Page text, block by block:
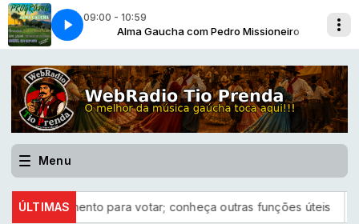
09:00 - 10:59
Alma Gaucha com Pedro Missioneiro
04 ALMA GAUCHA -08-08-BLC-04
Menu
ÚLTIMASpara votar; conheça outras funções úteis